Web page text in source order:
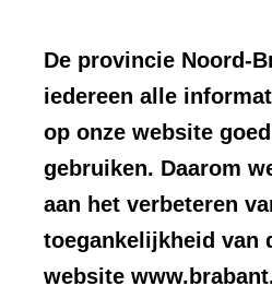
De provincie Noord-
iedereen alle
op onze website
gebruiken. Daarom
aan het verbeteren
toegankelijkheid van
website